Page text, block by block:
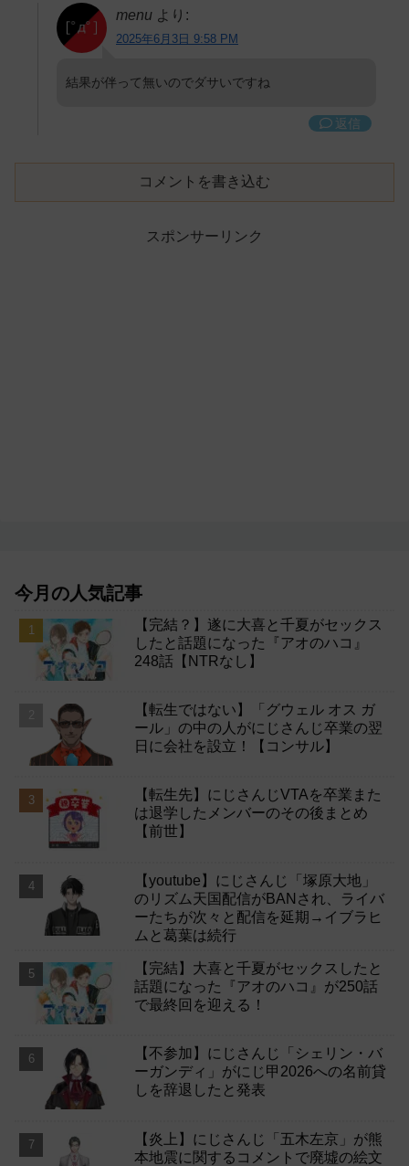
menu より:
2025年6月3日 9:58 PM
結果が伴って無いのでダサいですね
返信
コメントを書き込む
スポンサーリンク
今月の人気記事
【完結？】遂に大喜と千夏がセックス
したと話題になった『アオのハコ』
248話【NTRなし】
【転生ではない】「グウェル オス ガ
ール」の中の人がにじさんじ卒業の翌
日に会社を設立！【コンサル】
【転生先】にじさんじVTAを卒業また
は退学したメンバーのその後まとめ
【前世】
【youtube】にじさんじ「塚原大地」
のリズム天国配信がBANされ、ライバ
ーたちが次々と配信を延期→イブラヒ
ムと葛葉は続行
【完結】大喜と千夏がセックスしたと
話題になった『アオのハコ』が250話
で最終回を迎える！
【不参加】にじさんじ「シェリン・バ
ーガンディ」がにじ甲2026への名前貸
しを辞退したと発表
【炎上】にじさんじ「五木左京」が熊
本地震に関するコメントで廃墟の絵文